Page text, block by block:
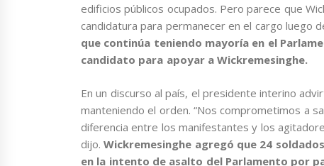
edificios públicos ocupados. Pero parece que
candidatura para permanecer en el cargo luego
que continúa teniendo mayoría en el
candidato para apoyar a Wickremesinghe.
En un discurso al país, el presidente interino
manteniendo el orden. “Nos comprometimos a
diferencia entre los manifestantes y los
dijo.Wickremesinghe agregó que 24
en la intento de asalto del Parlamento por